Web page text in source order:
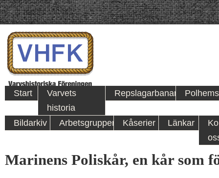
Start
Varvets
historia
Repslagarbanan
Bildarkiv Arbetsgrupper Kåserier Länkar
Marinens Poliskår, en kår som